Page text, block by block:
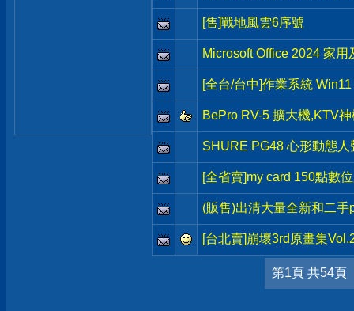
[售]戰地風雲6序號
Microsoft Office 2024 家用
[全台/台中]作業系統
BePro RV-5 擴大機,KTV
SHURE PG48 心形動態人
[全省賣]my card 150點數
(販售)出清大量全新和二手
[台北賣]崩壞3rd原畫集
第1頁 共54頁